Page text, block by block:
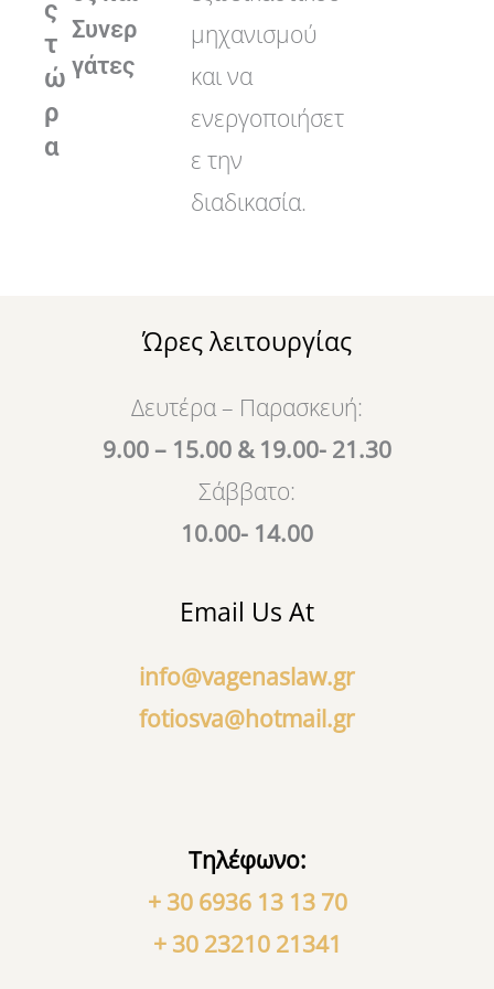
ς
τ
ώ
ρ
α
Συνερ
γάτες
μηχανισμού
και να
ενεργοποιήσετ
ε την
διαδικασία.
Ώρες λειτουργίας
Δευτέρα – Παρασκευή:
9.00 – 15.00 & 19.00- 21.30
Σάββατο:
10.00- 14.00
Email Us At
info@vagenaslaw.gr
fotiosva@hotmail.gr
Τηλέφωνο:
+ 30 6936 13 13 70
+ 30 23210 21341